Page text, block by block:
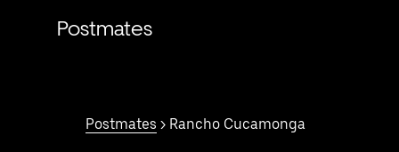
contenidoPostmates
Postmates > Rancho Cucamonga